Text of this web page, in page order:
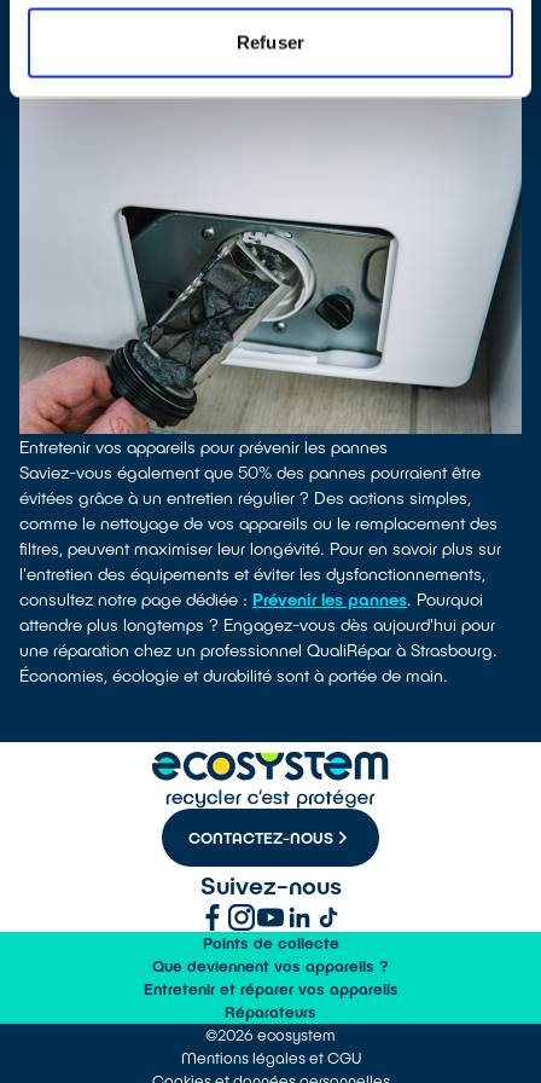
Refuser
Entretenir vos appareils pour prévenir les pannes
Saviez-vous également que 50% des pannes pourraient être
évitées grâce à un entretien régulier ? Des actions simples,
comme le nettoyage de vos appareils ou le remplacement des
filtres, peuvent maximiser leur longévité. Pour en savoir plus sur
l'entretien des équipements et éviter les dysfonctionnements,
consultez notre page dédiée : Prévenir les pannes. Pourquoi
attendre plus longtemps ? Engagez-vous dès aujourd'hui pour
une réparation chez un professionnel QualiRépar à Strasbourg.
Économies, écologie et durabilité sont à portée de main.
CONTACTEZ-NOUS
Suivez-nous
Points de collecte
Que deviennent vos appareils ?
Entretenir et réparer vos appareils
Réparateurs
©2026 ecosystem
Mentions légales et CGU